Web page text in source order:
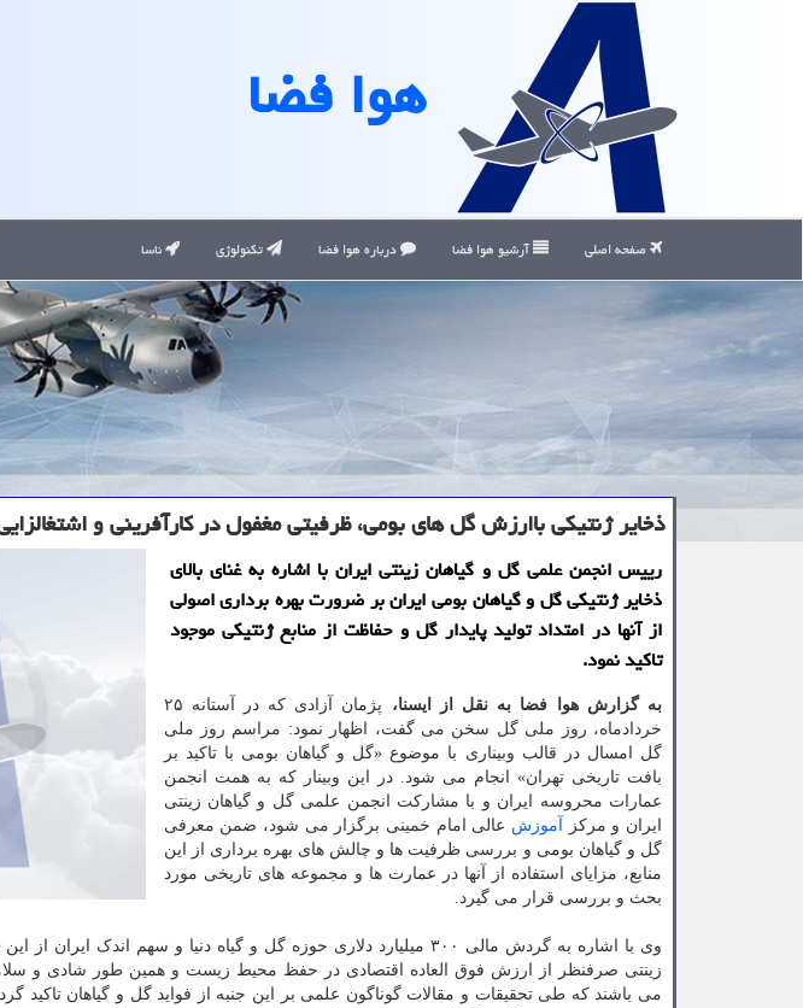
هوا فضا
صفحه اصلی آرشیو هوا فضا درباره هوا فضا تکنولوژی ناسا
ذخایر ژنتیكی باارزش گل های بومی، ظرفیتی مغفول در كارآفرینی و
رییس انجمن علمی گل و گیاهان زینتی ایران با اشاره به غنای بالای
ذخایر ژنتیکی گل و گیاهان بومی ایران بر ضرورت بهره برداری اصولی
از آنها در امتداد تولید پایدار گل و حفاظت از منابع ژنتیکی موجود
تاکید نمود.
به گزارش هوا فضا به نقل از ایسنا،
پژمان آزادی که در آستانه ۲۵
خردادماه، روز ملی گل سخن می گفت، اظهار نمود: مراسم روز ملی
گل امسال در قالب وبیناری با موضوع «گل و گیاهان بومی با تاکید بر
بافت تاریخی تهران» انجام می شود. در این وبینار که به همت انجمن
عمارات محروسه ایران و با مشارکت انجمن علمی گل و گیاهان زینتی
ایران و مرکز
آموزش عالی امام خمینی برگزار می شود، ضمن معرفی
گل و گیاهان بومی و بررسی ظرفیت ها و چالش های بهره برداری از این
منابع، مزایای استفاده از آنها در عمارت ها و مجموعه های تاریخی مورد
بحث و بررسی قرار می گیرد.
وی با اشاره به گردش مالی ۳۰۰ میلیارد دلاری حوزه گل و گیاه دنیا و سهم
زینتی صرفنظر از ارزش فوق العاده اقتصادی در حفظ محیط زیست و همین طور شادی و
می باشند که طی تحقیقات و مقالات گوناگون علمی بر این جنبه از فواید گل و گیاهان تاکید